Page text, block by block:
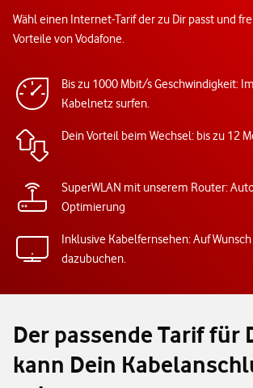
Wähl einen Internet-Tarif der zu Dir passt und
Vorteile von Vodafone.
Bis zu 1000 Mbit/s Geschwindigkeit:
Kabelnetz surfen.
Dein Vorteil beim Wechsel: bis zu 12
SuperWLAN mit unserem Router:
Optimierung
Inklusive Kabelfernsehen: Auf
dazubuchen.
Der passende Tarif für
kann Dein